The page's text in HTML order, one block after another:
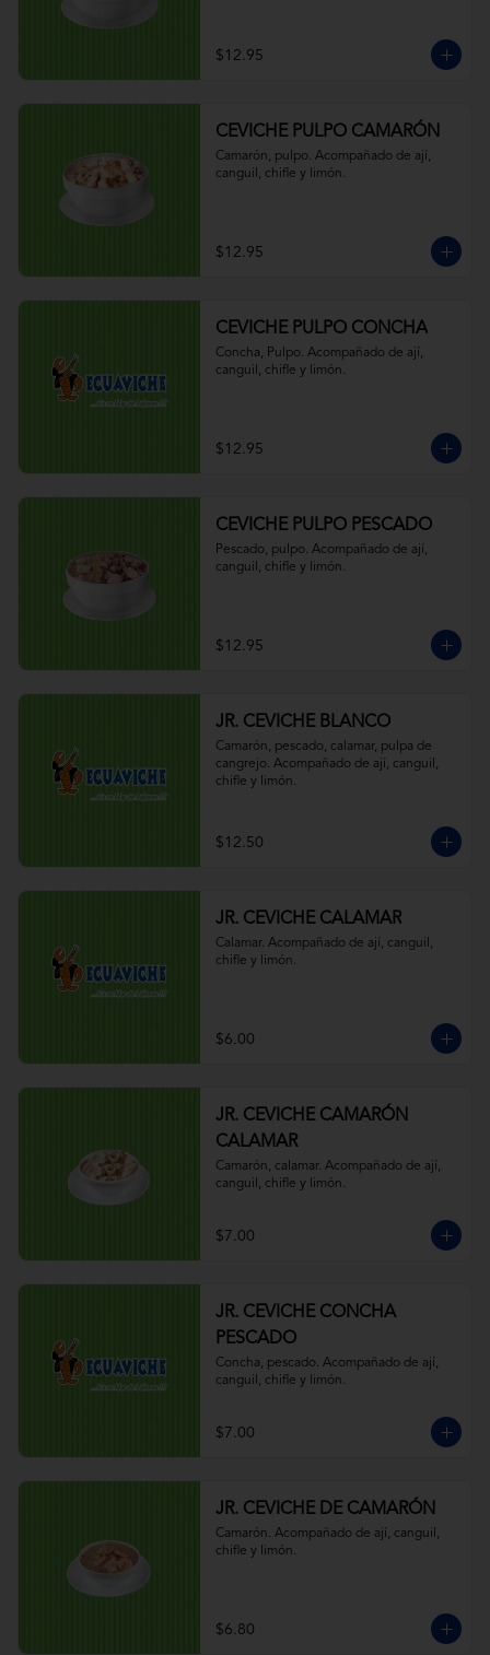
$12.95
CEVICHE PULPO CAMARÓN
Camarón, pulpo. Acompañado de ají,
canguil, chifle y limón.
$12.95
CEVICHE PULPO CONCHA
Concha, Pulpo. Acompañado de ají,
canguil, chifle y limón.
$12.95
CEVICHE PULPO PESCADO
Pescado, pulpo. Acompañado de ají,
canguil, chifle y limón.
$12.95
JR. CEVICHE BLANCO
Camarón, pescado, calamar, pulpa de
cangrejo. Acompañado de ají, canguil,
chifle y limón.
$12.50
JR. CEVICHE CALAMAR
Calamar. Acompañado de ají, canguil,
chifle y limón.
$6.00
JR. CEVICHE CAMARÓN
CALAMAR
Camarón, calamar. Acompañado de ají,
canguil, chifle y limón.
$7.00
JR. CEVICHE CONCHA
PESCADO
Concha, pescado. Acompañado de ají,
canguil, chifle y limón.
$7.00
JR. CEVICHE DE CAMARÓN
Camarón. Acompañado de ají, canguil,
chifle y limón.
$6.80